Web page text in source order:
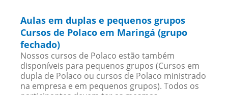
Aulas em duplas e pequenos grupos
Cursos de Polaco em Maringá (grupo
fechado)
Nossos cursos de Polaco estão também
disponíveis para pequenos grupos (Cursos em
dupla de Polaco ou cursos de Polaco ministrado
na empresa e em pequenos grupos). Todos os